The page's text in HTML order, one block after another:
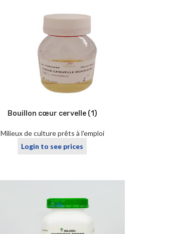
Bouillon cœur cervelle (1)
Milieux de culture prêts à l'emploi
Login to see prices